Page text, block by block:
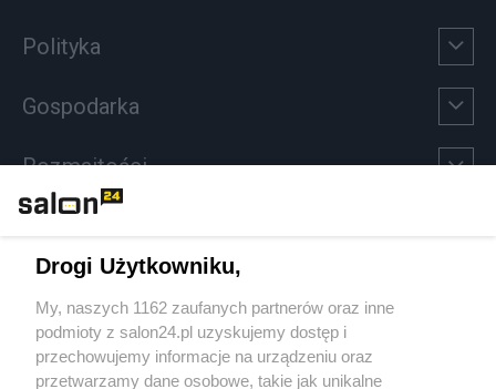
Polityka
Gospodarka
Rozmaitości
Sport
Społeczeństwo
Drogi Użytkowniku,
My, naszych 1162 zaufanych partnerów oraz inne
podmioty z salon24.pl uzyskujemy dostęp i
przechowujemy informacje na urządzeniu oraz
przetwarzamy dane osobowe, takie jak unikalne